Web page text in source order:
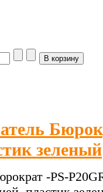
зеленый
-PS-